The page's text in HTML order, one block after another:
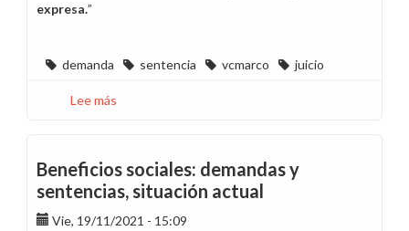
expresa.”
demanda sentencia vcmarco juicio
Lee más
Sentencia:
Desestimatoria
(Voto
Beneficios sociales: demandas y
sentencias, situación actual
Vie, 19/11/2021 - 15:09